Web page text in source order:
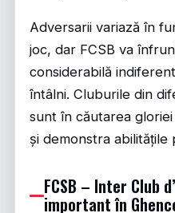
Adversarii variază în
joc, dar FCSB va
considerabilă
întâlni. Cluburile din
sunt în căutarea
și demonstra abilitățile
FCSB – Inter Club
important în